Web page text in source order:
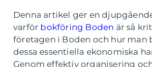
Denna artikel ger en
varför bokföring Boden är så
företagen i Boden och hur man
dessa essentiella ekonomiska
Genom effektiv organisering